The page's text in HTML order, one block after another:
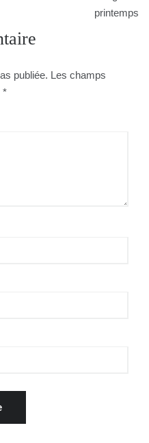
printemps
publiée. Les champs
*